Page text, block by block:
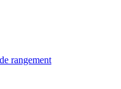
rangement